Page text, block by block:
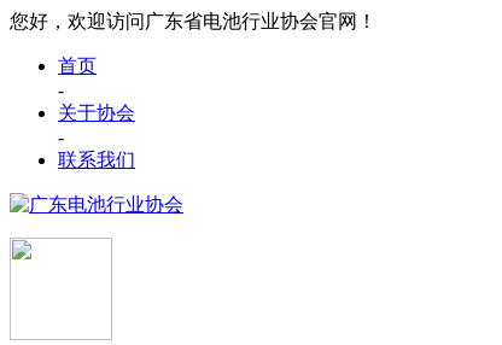
您好，欢迎访问广东省电池行业协会官网！
首页
-
关于协会
-
联系我们